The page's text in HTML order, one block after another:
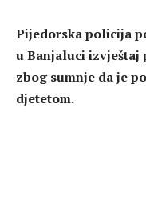
Pijedorska policija
u Banjaluci izvještaj
zbog sumnje da je
djetetom.